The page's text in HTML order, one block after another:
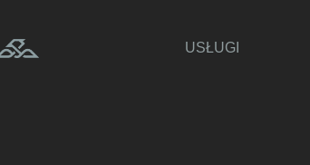
USŁUGI